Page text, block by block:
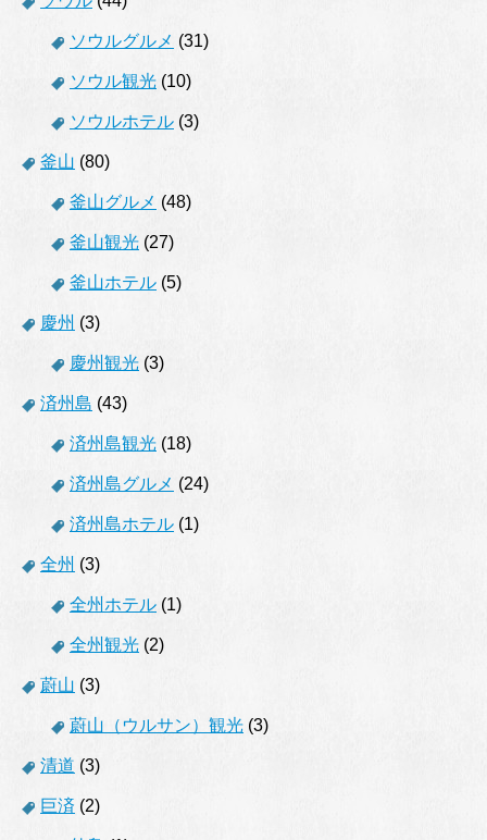
ソウルグルメ (31)
ソウル観光 (10)
ソウルホテル (3)
釜山 (80)
釜山グルメ (48)
釜山観光 (27)
釜山ホテル (5)
慶州 (3)
慶州観光 (3)
済州島 (43)
済州島観光 (18)
済州島グルメ (24)
済州島ホテル (1)
全州 (3)
全州ホテル (1)
全州観光 (2)
蔚山 (3)
蔚山（ウルサン）観光 (3)
清道 (3)
巨済 (2)